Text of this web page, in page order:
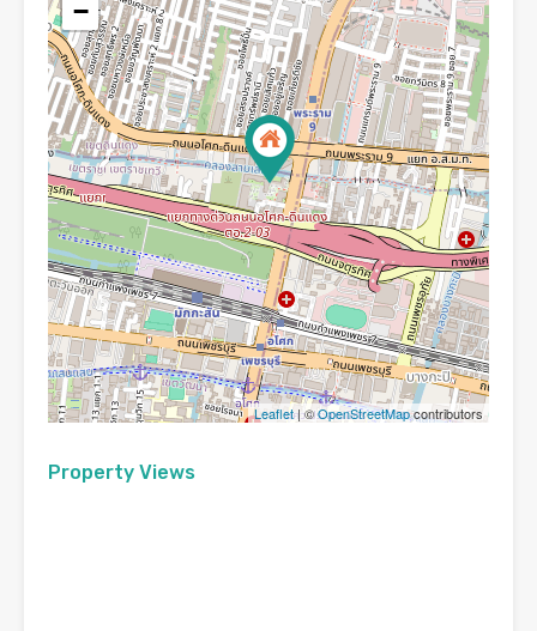
−
Leaflet| ©OpenStreetMapcontributors
Property Views